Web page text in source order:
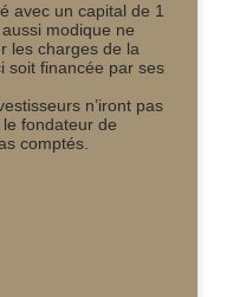
avec un capital de 1
modique ne
les charges de la
soit financée par ses
n’iront pas
fondateur de
comptés.